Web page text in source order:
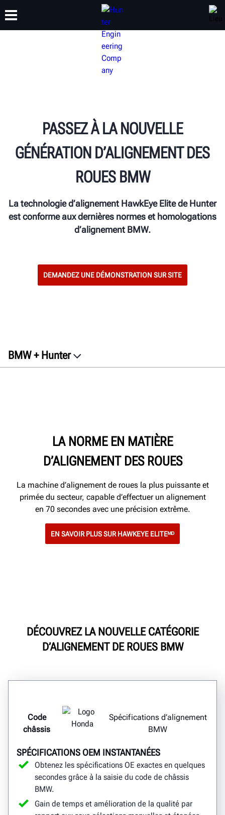
FORMATION
PASSEZ À LA NOUVELLE
GÉNÉRATION D’ALIGNEMENT DES
ROUES BMW
La technologie d’alignement HawkEye Elite de Hunter
est conforme aux dernières normes et homologations
d’alignement BMW.
DEMANDEZ UNE DÉMONSTRATION SUR SITE
BMW + Hunter
Obtenez un devis gratuit
LA NORME EN MATIÈRE
D’ALIGNEMENT DES ROUES
La machine d’alignement de roues la plus puissante et
primée du secteur, capable d’effectuer un alignement
en 70 secondes avec une précision extrême.
EN SAVOIR PLUS SUR HAWKEYE ELITEᴹᴰ
DÉCOUVREZ LA NOUVELLE CATÉGORIE
D’ALIGNEMENT DE ROUES BMW
Code
châssis
Spécifications d’alignement
BMW
SPÉCIFICATIONS OEM INSTANTANÉES
Obtenez les spécifications OE exactes en quelques
secondes grâce à la saisie du code de châssis
BMW.
Gain de temps et amélioration de la qualité par